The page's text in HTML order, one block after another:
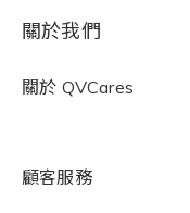
關於我們
關於 QVCares
顧客服務